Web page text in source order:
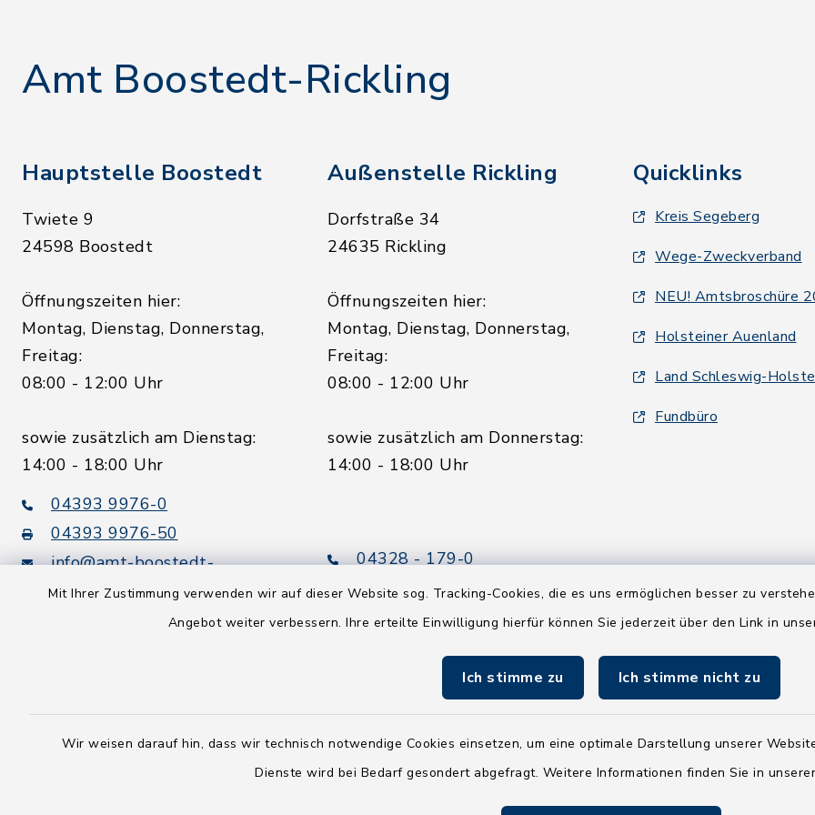
Mit Ihrer Zustimmung verwenden wir auf dieser Website sog. Tracking-Cookies, die es uns ermöglichen besser zu
Angebot weiter verbessern. Ihre erteilte Einwilligung hierfür können Sie jederzeit über den Link in
Ich stimme zu Ich stimme nicht zu
Wir weisen darauf hin, dass wir technisch notwendige Cookies einsetzen, um eine optimale Darstellung unserer
Dienste wird bei Bedarf gesondert abgefragt. Weitere Informationen finden Sie in
Amt Boostedt-Rickling
Hauptstelle Boostedt
Twiete 9
24598 Boostedt
Öffnungszeiten hier:
Montag, Dienstag, Donnerstag,
Freitag:
08:00 - 12:00 Uhr
sowie zusätzlich am Dienstag:
14:00 - 18:00 Uhr
04393 9976-0
04393 9976-50
info@amt-boostedt-
rickling.de
Leitweg-ID: 010605063-0000-
Peppol-ID: 0204:01-Kommunen-
Außenstelle Rickling
Dorfstraße 34
24635 Rickling
Öffnungszeiten hier:
Montag, Dienstag, Donnerstag,
Freitag:
08:00 - 12:00 Uhr
sowie zusätzlich am Donnerstag:
14:00 - 18:00 Uhr
04328 - 179-0
04328 - 179-44
info@amt-boostedt-
Quicklinks
Kreis Segeberg
Wege-Zweckverband
NEU! Amtsbroschüre
Holsteiner Auenland
Land Schleswig-
Fundbüro